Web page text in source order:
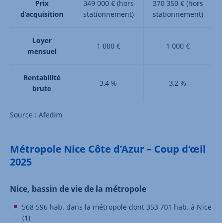
Prix
d’acquisition
349 000 € (hors
stationnement)
370 350 € (hors
stationnement)
Loyer
mensuel
1 000 € 1 000 €
Rentabilité
brute
3,4 % 3,2 %
Source : Afedim
Métropole Nice Côte d’Azur – Coup d’œil
2025
Nice, bassin de vie de la métropole
568 596 hab. dans la métropole dont 353 701 hab. à Nice
(1)